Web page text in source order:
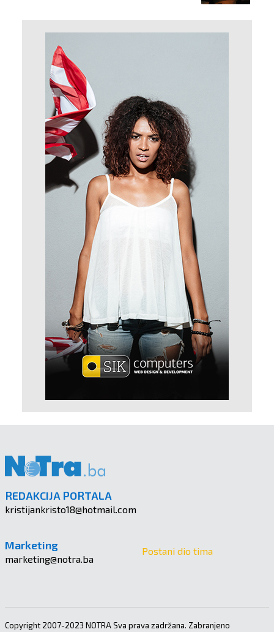
REDAKCIJA PORTALA
kristijankristo18@hotmail.com
Marketing
marketing@notra.ba
Postani dio tima
Copyright 2007-2023 NOTRA Sva prava zadržana. Zabranjeno